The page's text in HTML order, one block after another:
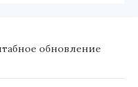
обновление